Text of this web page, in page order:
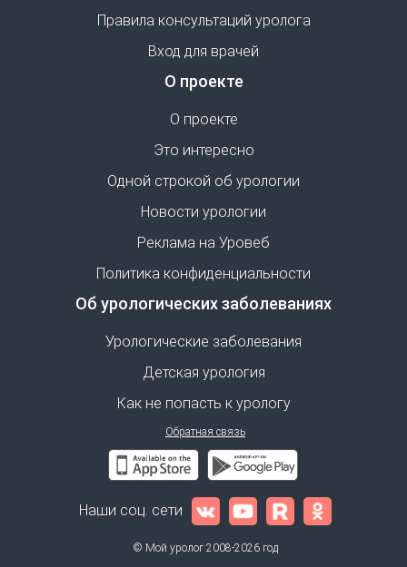
Правила консультаций уролога
Вход для врачей
О проекте
О проекте
Это интересно
Одной строкой об урологии
Новости урологии
Реклама на Уровеб
Политика конфиденциальности
Об урологических заболеваниях
Урологические заболевания
Детская урология
Как не попасть к урологу
Обратная связь
Наши соц. сети
© Мой уролог 2008-2026 год